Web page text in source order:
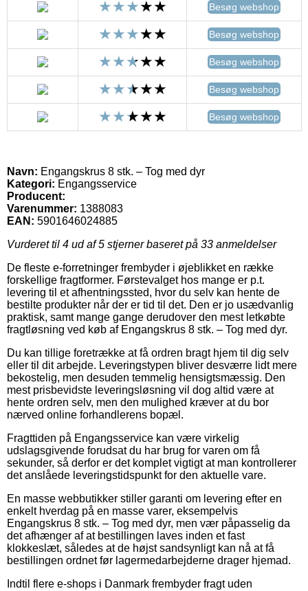
Besøg webshop
Besøg webshop
Besøg webshop
Besøg webshop
Besøg webshop
Navn: Engangskrus 8 stk. – Tog med dyr
Kategori: Engangsservice
Producent:
Varenummer: 1388083
EAN: 5901646024885
Vurderet til 4 ud af 5 stjerner baseret på 33 anmeldelser
De fleste e-forretninger frembyder i øjeblikket en række
forskellige fragtformer. Førstevalget hos mange er p.t.
levering til et afhentningssted, hvor du selv kan hente de
bestilte produkter når der er tid til det. Den er jo usædvanlig
praktisk, samt mange gange derudover den mest letkøbte
fragtløsning ved køb af Engangskrus 8 stk. – Tog med dyr.
Du kan tillige foretrække at få ordren bragt hjem til dig selv
eller til dit arbejde. Leveringstypen bliver desværre lidt mere
bekostelig, men desuden temmelig hensigtsmæssig. Den
mest prisbevidste leveringsløsning vil dog altid være at
hente ordren selv, men den mulighed kræver at du bor
nærved online forhandlerens bopæl.
Fragttiden på Engangsservice kan være virkelig
udslagsgivende forudsat du har brug for varen om få
sekunder, så derfor er det komplet vigtigt at man kontrollerer
det anslåede leveringstidspunkt for den aktuelle vare.
En masse webbutikker stiller garanti om levering efter en
enkelt hverdag på en masse varer, eksempelvis
Engangskrus 8 stk. – Tog med dyr, men vær påpasselig da
det afhænger af at bestillingen laves inden et fast
klokkeslæt, således at de højst sandsynligt kan nå at få
bestillingen ordnet før lagermedarbejderne drager hjemad.
Indtil flere e-shops i Danmark frembyder fragt uden